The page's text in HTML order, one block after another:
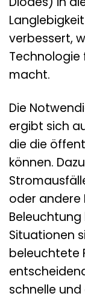
verbessert,
Technologie
macht.
Die
ergibt sich
die die
können.
oder andere
Situationen
beleuchtete
schnelle